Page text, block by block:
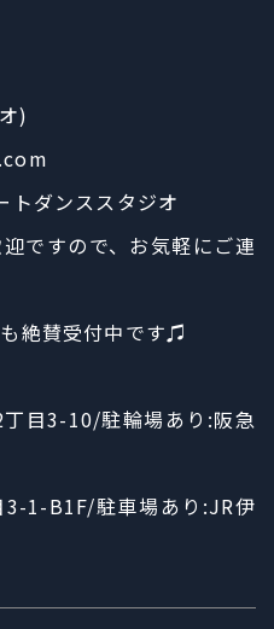
)
トダンススタジオ
ですので、お気軽にご連
絶賛受付中です♫
目3-10/駐輪場あり:阪急
1-B1F/駐車場あり:JR伊